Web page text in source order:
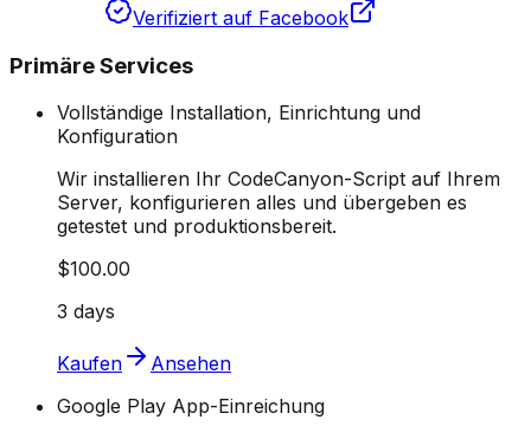
Verifiziert auf Facebook
Primäre Services
Vollständige Installation, Einrichtung und
Konfiguration
Wir installieren Ihr CodeCanyon-Script auf Ihrem
Server, konfigurieren alles und übergeben es
getestet und produktionsbereit.
$100.00
3 days
Kaufen
Ansehen
Google Play App-Einreichung